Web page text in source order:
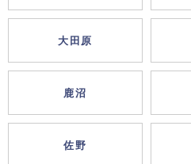
大田原
鹿沼
佐野